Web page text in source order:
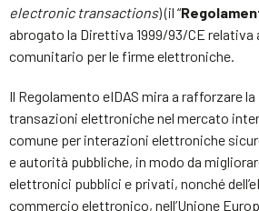
electronic transactions) (il “
abrogato la Direttiva 1999/93/CE relativa
comunitario per le firme elettroniche.
Il Regolamento eIDAS mira a rafforzare
transazioni elettroniche nel mercato
comune per interazioni elettroniche
e autorità pubbliche, in modo da
elettronici pubblici e privati, nonché
commercio elettronico, nell’Unione